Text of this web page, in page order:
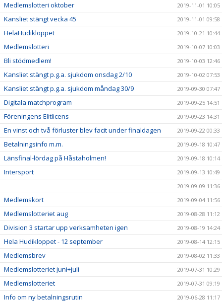
Medlemslotteri oktober 2019-11-01 10:05
Kansliet stängt vecka 45 2019-11-01 09:58
HelaHudikloppet 2019-10-21 10:44
Medlemslotteri 2019-10-07 10:03
Bli stödmedlem! 2019-10-03 12:46
Kansliet stängt p.g.a. sjukdom onsdag 2/10 2019-10-02 07:53
Kansliet stängt p.g.a. sjukdom måndag 30/9 2019-09-30 07:47
Digitala matchprogram 2019-09-25 14:51
Föreningens Elitlicens 2019-09-23 14:31
En vinst och två förluster blev facit under finaldagen 2019-09-22 00:33
Betalningsinfo m.m. 2019-09-18 10:47
Länsfinal-lördag på Håstaholmen! 2019-09-18 10:14
Intersport
2019-09-13 10:49
2019-09-09 11:36
Medlemskort 2019-09-04 11:56
Medlemslotteriet aug 2019-08-28 11:12
Division 3 startar upp verksamheten igen 2019-08-19 14:24
Hela Hudikloppet - 12 september 2019-08-14 12:15
Medlemsbrev 2019-08-02 11:33
Medlemslotteriet juni+juli 2019-07-31 10:29
Medlemslotteriet 2019-07-31 09:19
Info om ny betalningsrutin 2019-06-28 11:17